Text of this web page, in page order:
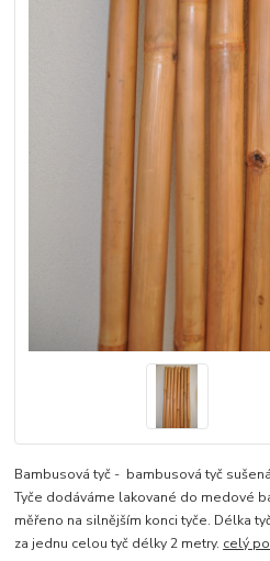
Bambusová tyč - bambusová tyč
Tyče dodáváme lakované do medové
měřeno na silnějším konci tyče. Délka
za jednu celou tyč délky 2 metry. celý